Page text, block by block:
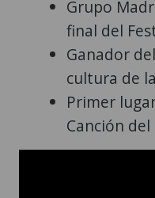
Grupo
final del
Ganador
cultura de
Primer
Canción